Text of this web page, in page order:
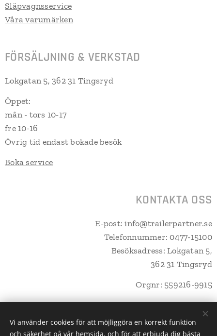
Släpvagnsservice
Våra varumärken
FÖRSÄLJNING & VERKSTAD
Lokgatan 5, 362 31 Tingsryd
Öppet:
mån - tors 10-17
fre 10-16
Övrig tid endast bokade besök
Boka service
KONTAKTA OSS
E-post: info@trailerpartner.se
Telefonnummer: 0477-15100
Besöksadress: Lokgatan 5,
362 31 Tingsryd
Orgnr: 559216-9915
Vi använder cookies för att möjliggöra en korrekt funktion
och säkerhet på vår hemsida, och för att erbjuda dig bästa